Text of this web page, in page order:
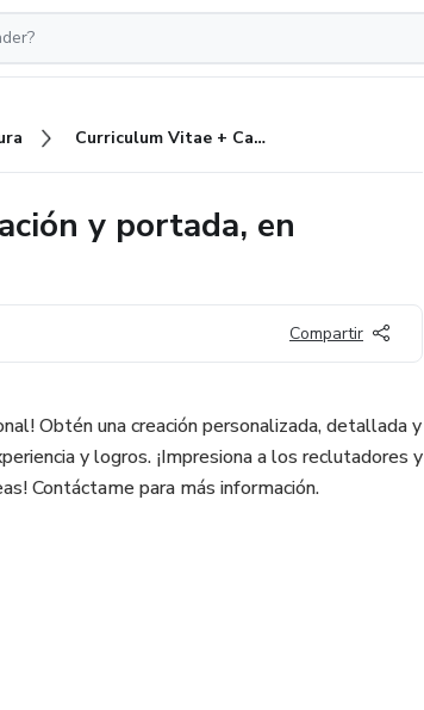
Curriculum Vitae + Carta de presentación y portada, en español
y portada, en
Compartir
Obtén una creación personalizada, detallada y
y logros. ¡Impresiona a los reclutadores y
Contáctame para más información.